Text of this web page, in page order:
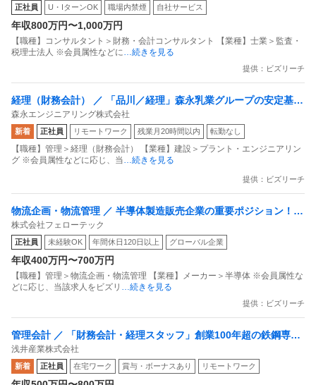
正社員 U・IターンOK 職場内禁煙 自社サービス
年収800万円〜1,000万円
【職種】コンサルタント＞財務・会計コンサルタント 【業種】士業＞監査・
税理士法人 ※会員属性などに…続きを見る
提供：ビズリーチ
経理（財務会計） ／ 「品川／経理」森永乳業グループの安定基盤
／福利厚生・働きやすさ／転勤無し
森永エンジニアリング株式会社
新着 正社員 リモートワーク 残業月20時間以内 転勤なし
【職種】管理＞経理（財務会計） 【業種】建設＞プラント・エンジニアリン
グ ※会員属性などに応じ、当…続きを見る
提供：ビズリーチ
物流企画・物流管理 ／ 半導体製造販売企業の重要ポジション！
成長拡大中のグローバル企業で購買担当を募集！
株式会社フェローテック
正社員 未経験OK 年間休日120日以上 グローバル企業
年収400万円〜700万円
【職種】管理＞物流企画・物流管理 【業種】メーカー＞半導体 ※会員属性な
どに応じ、当該求人をビズリ …続きを見る
提供：ビズリーチ
管理会計 ／ 「財務会計・経理スタッフ」創業100年超の鉄鋼専門
商社／年休124日×フレックス×リモート可／残業月平均10h／決
算・税務・グループ会社管理まで担う次世代コア人材募集！
浅井産業株式会社
新着 正社員 在宅ワーク 賞与・ボーナスあり リモートワーク